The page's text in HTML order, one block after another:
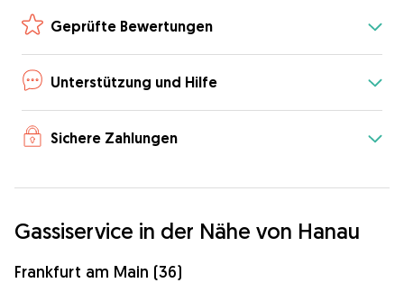
Geprüfte Bewertungen
Unterstützung und Hilfe
Sichere Zahlungen
Gassiservice in der Nähe von Hanau
Frankfurt am Main (36)